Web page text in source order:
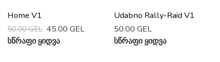
Home V1
50.00 GEL 45.00 GEL
Სწრაფი Ყიდვა
Udabno Rally-Raid V1
50.00 GEL
Სწრაფი Ყიდვა